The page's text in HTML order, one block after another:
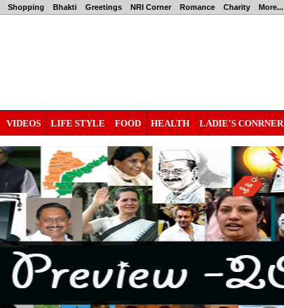
Shopping Bhakti Greetings NRI Corner Romance Charity More...
VIDEOS LIFE STYLE FOOD HEALTH LADIE'S CONRNER